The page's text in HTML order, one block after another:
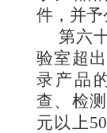
件，并予
第六
验室超
录产品
查、检
元以上